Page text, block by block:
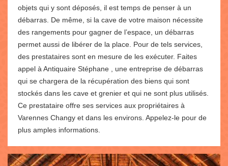
objets qui y sont déposés, il est temps de penser à un
débarras. De même, si la cave de votre maison nécessite
des rangements pour gagner de l’espace, un débarras
permet aussi de libérer de la place. Pour de tels services,
des prestataires sont en mesure de les exécuter. Faites
appel à Antiquaire Stéphane , une entreprise de débarras
qui se chargera de la récupération des biens qui sont
stockés dans les cave et grenier et qui ne sont plus utilisés.
Ce prestataire offre ses services aux propriétaires à
Varennes Changy et dans les environs. Appelez-le pour de
plus amples informations.